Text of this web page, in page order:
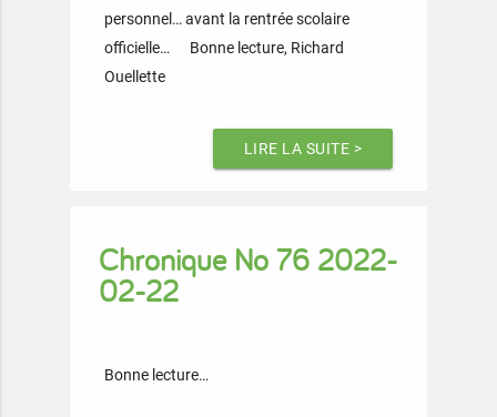
personnel… avant la rentrée scolaire
officielle… Bonne lecture, Richard
Ouellette
LIRE LA SUITE >
Chronique No 76 2022-
02-22
Bonne lecture…